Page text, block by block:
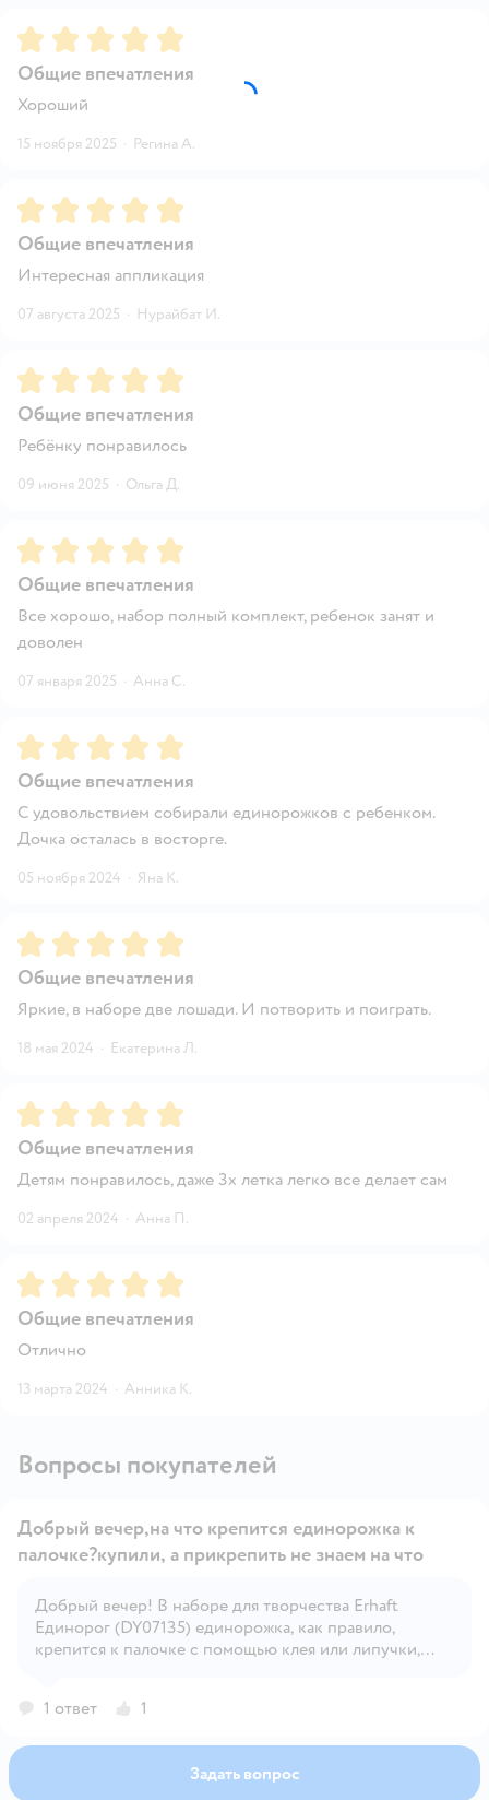
Рейтинг:5
Общие впечатления
Хороший
15 ноября 2025 · Регина А.
Рейтинг:5
Общие впечатления
Интересная аппликация
07 августа 2025 · Нурайбат И.
Рейтинг:5
Общие впечатления
Ребёнку понравилось
09 июня 2025 · Ольга Д.
Рейтинг:5
Общие впечатления
Все хорошо, набор полный комплект, ребенок занят и
доволен
07 января 2025 · Анна С.
Рейтинг:5
Общие впечатления
С удовольствием собирали единорожков с ребенком.
Дочка осталась в восторге.
05 ноября 2024 · Яна К.
Рейтинг:5
Общие впечатления
Яркие, в наборе две лошади. И потворить и поиграть.
18 мая 2024 · Екатерина Л.
Рейтинг:5
Общие впечатления
Детям понравилось, даже 3х летка легко все делает сам
02 апреля 2024 · Анна П.
Рейтинг:5
Общие впечатления
Отлично
13 марта 2024 · Анника К.
Вопросы покупателей
Открыть вопрос
Добрый вечер,на что крепится единорожка к
палочке?купили, а прикрепить не знаем на что
Добрый вечер! В наборе для творчества Erhaft
Единорог (DY07135) единорожка, как правило,
крепится к палочке с помощью клея или липучки,
1 ответ
1
Задать вопрос